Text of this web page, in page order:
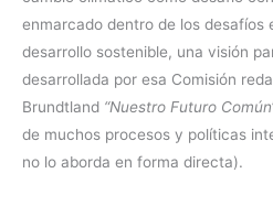
enmarcado dentro de los desafíos
desarrollo sostenible, una visión
desarrollada por esa Comisión
Brundtland “Nuestro Futuro Común
de muchos procesos y políticas
no lo aborda en forma directa).